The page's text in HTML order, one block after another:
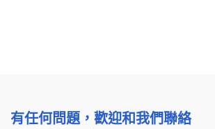
有任何問題，歡迎和我們聯絡